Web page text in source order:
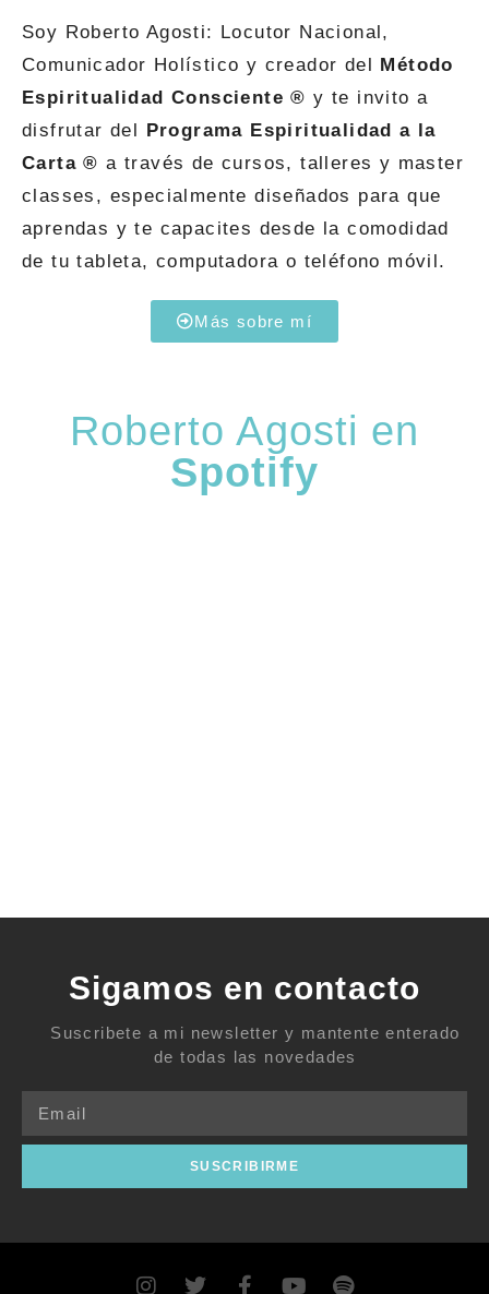
Soy Roberto Agosti: Locutor Nacional,
Comunicador Holístico y creador del
Método
Espiritualidad Consciente ® y te invito a
disfrutar del
Programa Espiritualidad a la
Carta ® a través de cursos, talleres y master
classes, especialmente diseñados para que
aprendas y te capacites desde la comodidad
de tu tableta, computadora o teléfono móvil.
Más sobre mí
Roberto Agosti en
Spotify
Sigamos en contacto
Suscribete a mi newsletter y mantente enterado
de todas las novedades
SUSCRIBIRME